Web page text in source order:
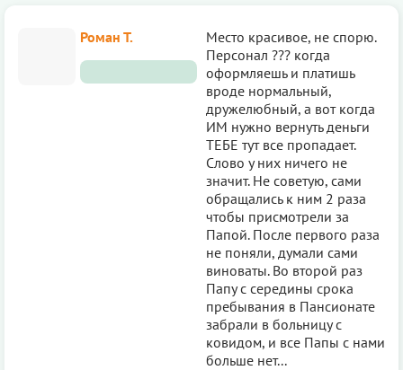
Роман Т.
Место красивое, не спорю.
Персонал ??? когда
оформляешь и платишь
вроде нормальный,
дружелюбный, а вот когда
ИМ нужно вернуть деньги
ТЕБЕ тут все пропадает.
Слово у них ничего не
значит. Не советую, сами
обращались к ним 2 раза
чтобы присмотрели за
Папой. После первого раза
не поняли, думали сами
виноваты. Во второй раз
Папу с середины срока
пребывания в Пансионате
забрали в больницу с
ковидом, и все Папы с нами
больше нет...